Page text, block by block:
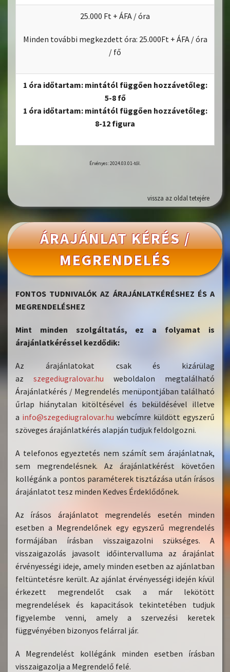
25.000 Ft + ÁFA / óra
Minden további megkezdett óra: 25.000Ft + ÁFA / óra
/ fő
1 óra időtartam: mintától függően hozzávetőleg:
5-8 fő
1 óra időtartam: mintától függően hozzávetőleg:
8-12 figura
Érvényes: 2024.03.01-től.
vissza az oldal tetejére
ÁRAJÁNLAT KÉRÉS /
MEGRENDELÉS
FONTOS TUDNIVALÓK AZ ÁRAJÁNLATKÉRÉSHEZ ÉS A
MEGRENDELÉSHEZ
Mint minden szolgáltatás, ez a folyamat is
árajánlatkéréssel kezdődik:
Az árajánlatokat csak és kizárülag
az szegediugralovar.hu
weboldalon megtalálható
Árajánlatkérés / Megrendelés menüpontjában található
űrlap hiánytalan kitöltésével és beküldésével illetve
a info@szegediugralovar.hu webcímre küldött egyszerű
szöveges árajánlatkérés alapján tudjuk feldolgozni.
A telefonos egyeztetés nem számít sem árajánlatnak,
sem megrendelésnek. Az árajánlatkérést követően
kollégánk a pontos paraméterek tisztázása után írásos
árajánlatot tesz minden Kedves Érdeklődőnek.
Az írásos árajánlatot megrendelés esetén minden
esetben a Megrendelőnek egy egyszerű megrendelés
formájában írásban visszaigazolni szükséges. A
visszaigazolás javasolt időintervalluma az árajánlat
érvényességi ideje, amely minden esetben az ajánlatban
feltüntetésre került. Az ajánlat érvényességi idején kívül
érkezett megrendelőt csak a már lekötött
megrendelések és kapacitások tekintetében tudjuk
figyelembe venni, amely a szervezési keretek
függvényében bizonyos felárral jár.
A Megrendelést kollégánk minden esetben írásban
visszaigazolja a Megrendelő felé.